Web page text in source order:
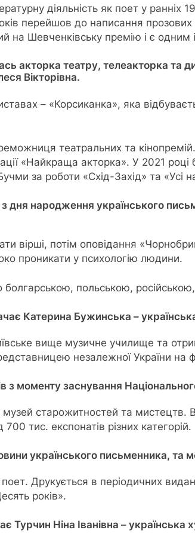
діяльність як поет у ранніх
перейшов до написання
на Шевченківську премію і є
акторка театру, телеакторка та
Вікторівна.
– «Корсиканка», яка
театральних та
«Найкраща акторка». У 2021
за роботи «Схід-Захід» та «Усі
дня народження українського
вірші, потім оповідання
проникати у психологію людини.
болгарською, польською,
Катерина Бужинська –
вище музичне училище та
незалежної України на
з моменту заснування
старожитностей та мистецтв.
тис. експонатів різних категорій.
українського письменника, та
Друкується в періодичних
років».
Турчин Ніна Іванівна –